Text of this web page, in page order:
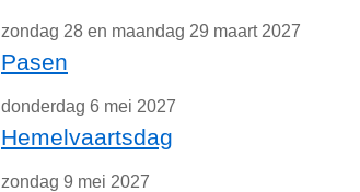
zondag 28 en maandag 29 maart 2027
Pasen
donderdag 6 mei 2027
Hemelvaartsdag
zondag 9 mei 2027